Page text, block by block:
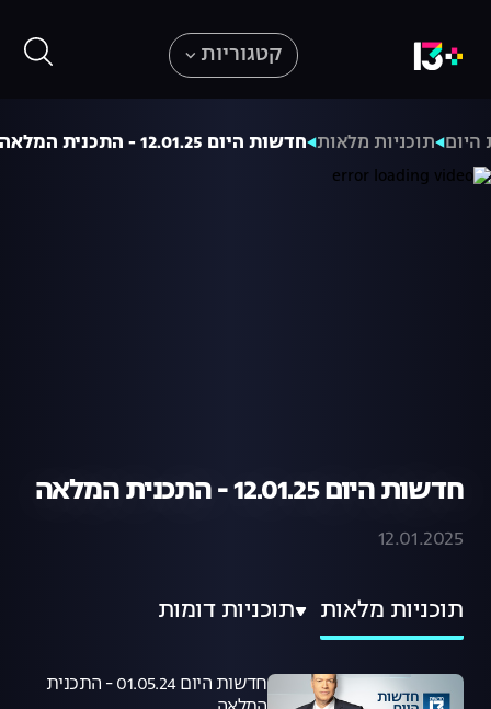
קטגוריות
תוכניות מלאות חדשות היום 12.01.25 - התכנית המלאה
חדשות היום 12.01.25 - התכנית המלאה
12.01.2025
תוכניות מלאות תוכניות דומות
חדשות היום 01.05.24 - התכנית